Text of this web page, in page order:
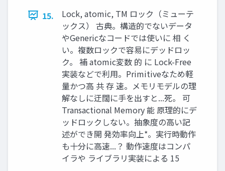
15.
Lock, atomic, TM ロック（ミューテ
ックス） 古典。構造的でないデータ
やGenericなコードでは使いに 相 く
い。複数ロックで容易にデッドロッ
ク。 補 atomic変数 的 に Lock-Free
実装などで利用。Primitiveなため軽
量かつ高 共 存 速。メモリモデルの理
解なしに迂闊に手を出すと...死。 可
Transactional Memory 能 原理的にデ
ッドロックしない。抽象度の高い記
述ができ開 発効率向上*。実行時動作
も十分に高速...？ 動作速度はコンパ
イラや ライブラリ実装による 15